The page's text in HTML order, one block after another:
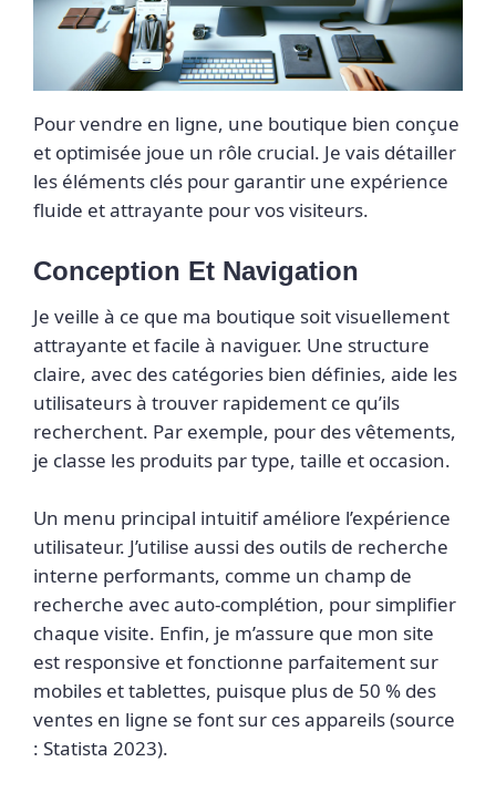
Pour vendre en ligne, une boutique bien conçue
et optimisée joue un rôle crucial. Je vais détailler
les éléments clés pour garantir une expérience
fluide et attrayante pour vos visiteurs.
Conception Et Navigation
Je veille à ce que ma boutique soit visuellement
attrayante et facile à naviguer. Une structure
claire, avec des catégories bien définies, aide les
utilisateurs à trouver rapidement ce qu’ils
recherchent. Par exemple, pour des vêtements,
je classe les produits par type, taille et occasion.
Un menu principal intuitif améliore l’expérience
utilisateur. J’utilise aussi des outils de recherche
interne performants, comme un champ de
recherche avec auto-complétion, pour simplifier
chaque visite. Enfin, je m’assure que mon site
est responsive et fonctionne parfaitement sur
mobiles et tablettes, puisque plus de 50 % des
ventes en ligne se font sur ces appareils (source
: Statista 2023).